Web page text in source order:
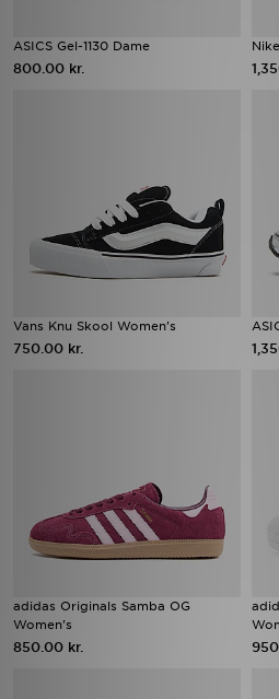
ASICS Gel-1130 Dame
800.00 kr.
Vans Knu Skool Women's
750.00 kr.
adidas Originals Samba OG
Women's
850.00 kr.